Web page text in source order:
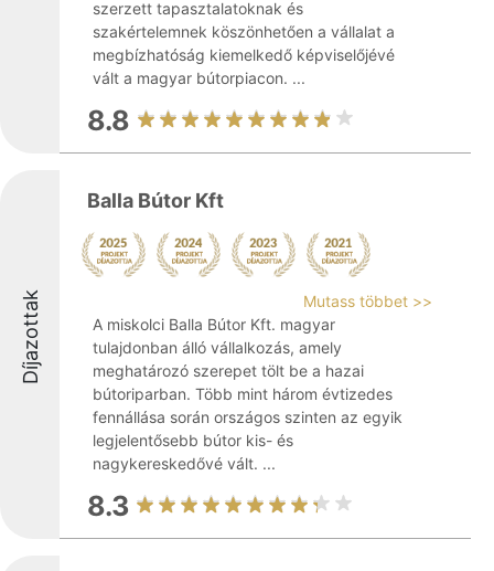
szerzett tapasztalatoknak és
szakértelemnek köszönhetően a vállalat a
megbízhatóság kiemelkedő képviselőjévé
vált a magyar bútorpiacon. ...
8.8
Díjazottak
Balla Bútor Kft
Mutass többet >>
A miskolci Balla Bútor Kft. magyar
tulajdonban álló vállalkozás, amely
meghatározó szerepet tölt be a hazai
bútoriparban. Több mint három évtizedes
fennállása során országos szinten az egyik
legjelentősebb bútor kis- és
nagykereskedővé vált. ...
8.3